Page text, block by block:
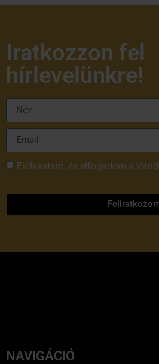
Iratkozzon fel
hírlevelünkre!
Elolvastam, és elfogadom a
NAVIGÁCIÓ